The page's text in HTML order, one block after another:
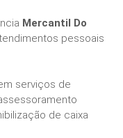
Mercantil Do
pessoais
serviços de
de caixa